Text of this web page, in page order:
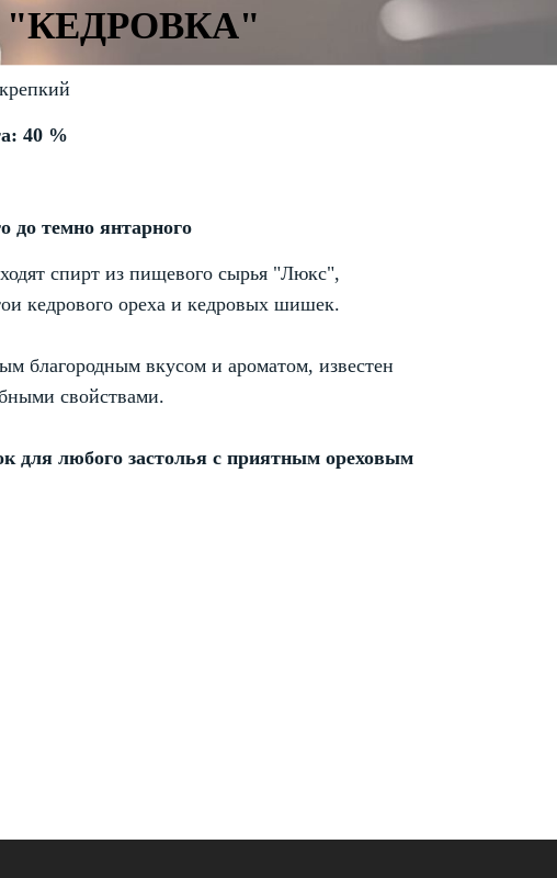
"КЕДРОВКА"
40 %
до темно янтарного
спирт из пищевого сырья "Люкс",
кедрового ореха и кедровых шишек.
благородным вкусом и ароматом, известен
свойствами.
для любого застолья с приятным ореховым